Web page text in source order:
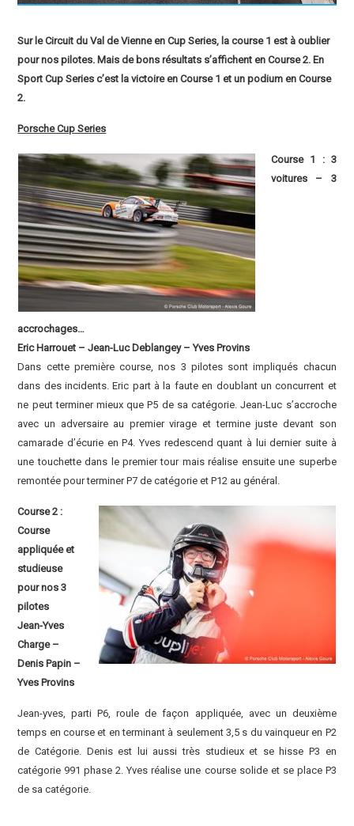
Sur le Circuit du Val de Vienne en Cup Series, la course 1 est à oublier
pour nos pilotes. Mais de bons résultats s’affichent en Course 2. En
Sport Cup Series c’est la victoire en Course 1 et un podium en Course
2.
Porsche Cup Series
Course 1 : 3
voitures – 3
accrochages…
Eric Harrouet – Jean-Luc Deblangey – Yves Provins
Dans cette première course, nos 3 pilotes sont impliqués chacun
dans des incidents. Eric part à la faute en doublant un concurrent et
ne peut terminer mieux que P5 de sa catégorie. Jean-Luc s’accroche
avec un adversaire au premier virage et termine juste devant son
camarade d’écurie en P4. Yves redescend quant à lui dernier suite à
une touchette dans le premier tour mais réalise ensuite une superbe
remontée pour terminer P7 de catégorie et P12 au général.
Course 2 :
Course
appliquée et
studieuse
pour nos 3
pilotes
Jean-Yves
Charge –
Denis Papin –
Yves Provins
Jean-yves, parti P6, roule de façon appliquée, avec un deuxième
temps en course et en terminant à seulement 3,5 s du vainqueur en P2
de Catégorie. Denis est lui aussi très studieux et se hisse P3 en
catégorie 991 phase 2. Yves réalise une course solide et se place P3
de sa catégorie.